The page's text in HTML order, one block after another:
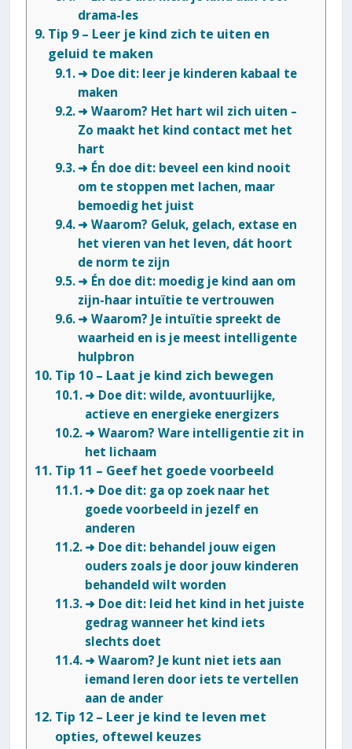
drama-les
Tip 9 – Leer je kind zich te uiten en
geluid te maken
➜ Doe dit: leer je kinderen kabaal te
maken
➜ Waarom? Het hart wil zich uiten –
Zo maakt het kind contact met het
hart
➜ Én doe dit: beveel een kind nooit
om te stoppen met lachen, maar
bemoedig het juist
➜ Waarom? Geluk, gelach, extase en
het vieren van het leven, dát hoort
de norm te zijn
➜ Én doe dit: moedig je kind aan om
zijn-haar intuïtie te vertrouwen
➜ Waarom? Je intuïtie spreekt de
waarheid en is je meest intelligente
hulpbron
Tip 10 – Laat je kind zich bewegen
➜ Doe dit: wilde, avontuurlijke,
actieve en energieke energizers
➜ Waarom? Ware intelligentie zit in
het lichaam
Tip 11 – Geef het goede voorbeeld
➜ Doe dit: ga op zoek naar het
goede voorbeeld in jezelf en
anderen
➜ Doe dit: behandel jouw eigen
ouders zoals je door jouw kinderen
behandeld wilt worden
➜ Doe dit: leid het kind in het juiste
gedrag wanneer het kind iets
slechts doet
➜ Waarom? Je kunt niet iets aan
iemand leren door iets te vertellen
aan de ander
Tip 12 – Leer je kind te leven met
opties, oftewel keuzes